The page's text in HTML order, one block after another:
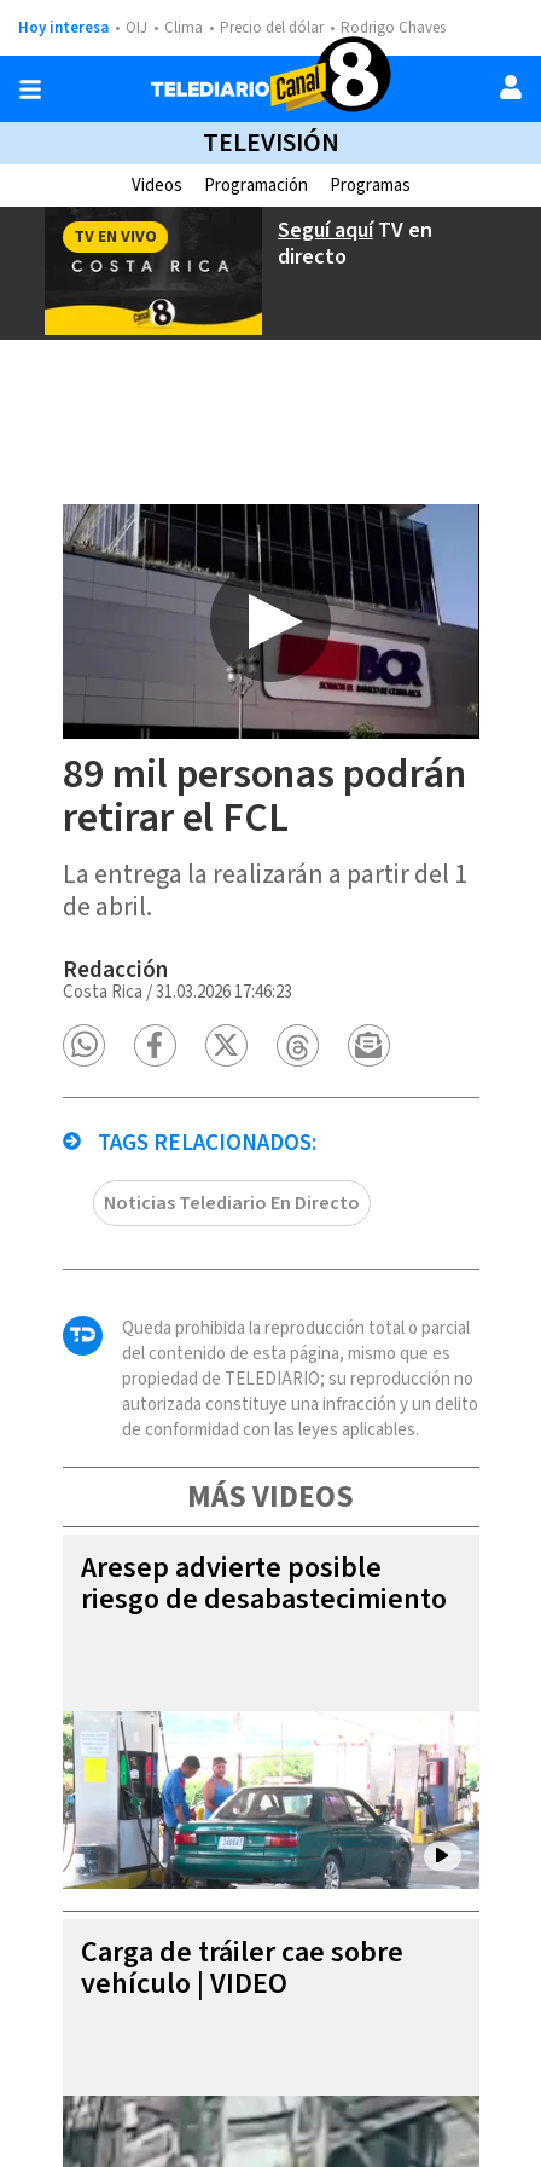
Hoy interesa OIJ Clima Precio del dólar Rodrigo Chaves
TELEVISIÓN
Videos Programación Programas
Seguí aquíTV en
directo
TV EN VIVO
89 mil personas podrán
retirar el FCL
La entrega la realizarán a partir del 1
de abril.
Redacción
Costa Rica /31.03.2026 17:46:23
TAGS RELACIONADOS:
Noticias Telediario En Directo
Queda prohibida la reproducción total o parcial
del contenido de esta página, mismo que es
propiedad de TELEDIARIO; su reproducción no
autorizada constituye una infracción y un delito
de conformidad con las leyes aplicables.
MÁS VIDEOS
Aresep advierte posible
riesgo de desabastecimiento
Carga de tráiler cae sobre
vehículo | VIDEO